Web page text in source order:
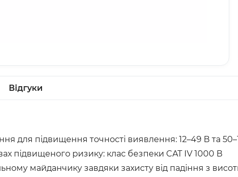
Відгуки
для підвищення точності виявлення: 12–49 В та
підвищеного ризику: клас безпеки CAT IV 1000 В
майданчику завдяки захисту від падіння з